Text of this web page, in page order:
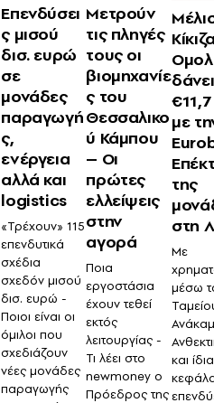
Επενδύσει
ς μισού
δισ. ευρώ
σε
μονάδες
παραγωγή
ς,
ενέργεια
αλλά και
logistics
«Τρέχουν» 115
επενδυτικά
σχέδια
σχεδόν μισού
δισ. ευρώ -
Ποιοι είναι οι
όμιλοι που
σχεδιάζουν
νέες μονάδες
παραγωγής
Μετρούν
τις πληγές
τους οι
βιομηχανίε
ς του
Θεσσαλικο
ύ Κάμπου
– Οι
πρώτες
ελλείψεις
στην
αγορά
Ποια
εργοστάσια
έχουν τεθεί
εκτός
λειτουργίας -
Τι λέει στο
newmoney o
Πρόεδρος της
με
της
στη
Με
μέσω
και ίδια